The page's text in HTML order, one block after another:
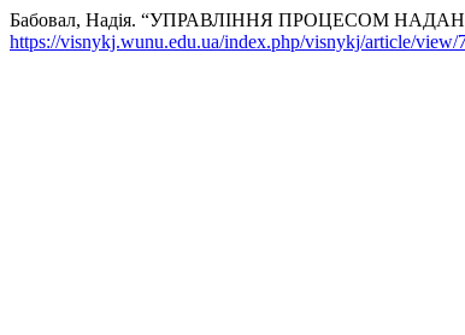
Бабовал, Надія. “УПРАВЛІННЯ ПРОЦЕСОМ
https://visnykj.wunu.edu.ua/index.php/visnykj/article/view/